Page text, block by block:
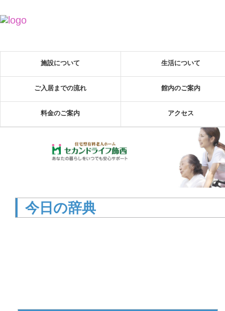
施設について 生活について
ご入居までの流れ 館内のご案内
料金のご案内 アクセス
今日の辞典